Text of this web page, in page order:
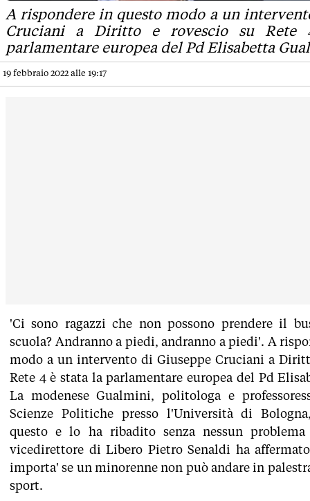
A rispondere in questo modo a un
Cruciani a Diritto e rovescio su Rete
parlamentare europea del Pd Elisabetta
19 febbraio 2022 alle 19:17
'Ci sono ragazzi che non possono prendere il
scuola? Andranno a piedi, andranno a piedi'. A
modo a un intervento di Giuseppe Cruciani a
Rete 4 è stata la parlamentare europea del Pd
La modenese Gualmini, politologa e
Scienze Politiche presso l'Università di
questo e lo ha ribadito senza nessun
vicedirettore di Libero Pietro Senaldi ha
importa' se un minorenne non può andare in
sport.